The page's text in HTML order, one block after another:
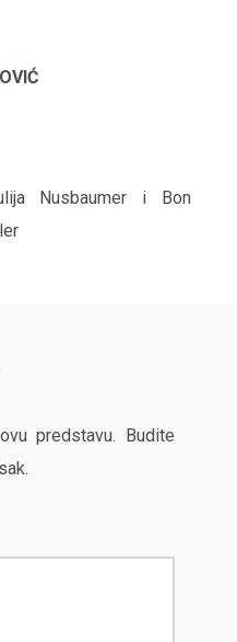
Nusbaumer i Bon
predstavu. Budite